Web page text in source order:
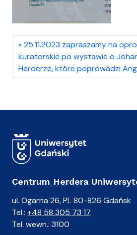
25.11.2023 zapraszamy na
kuratorskie po wystawie o
Herderze, które poprowadzi
Centrum Herdera
ul. Ogarna 26, PL 80-826 Gdańsk
Tel.: +48 58 305 73 17
Tel. wewn.: 3100